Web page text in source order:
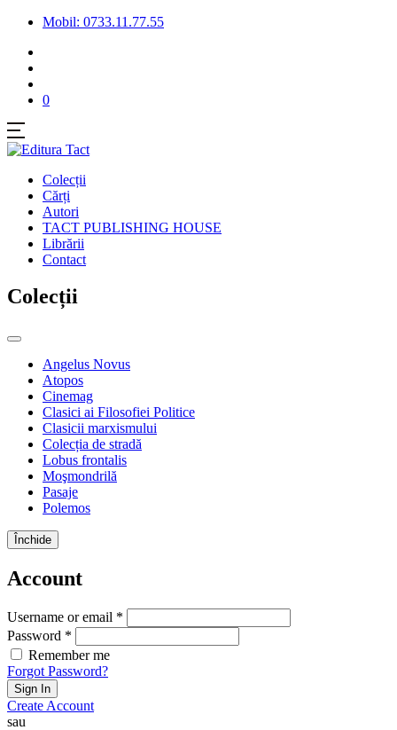
Mobil: 0733.11.77.55
0
Colecții
Cărți
Autori
TACT PUBLISHING HOUSE
Librării
Contact
Colecții
Angelus Novus
Atopos
Cinemag
Clasici ai Filosofiei Politice
Clasicii marxismului
Colecția de stradă
Lobus frontalis
Moşmondrilă
Pasaje
Polemos
Închide
Account
Username or email *
Password *
Remember me
Forgot Password?
Sign In
Create Account
sau